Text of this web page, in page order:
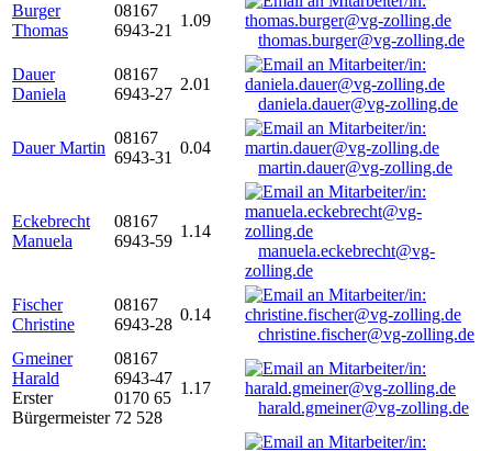
Burger
Thomas
08167
6943-21
1.09
thomas.burger@vg-zolling.de
Dauer
Daniela
08167
6943-27
2.01
daniela.dauer@vg-zolling.de
Dauer Martin
08167
6943-31
0.04
martin.dauer@vg-zolling.de
Eckebrecht
Manuela
08167
6943-59
1.14
manuela.eckebrecht@vg-
zolling.de
Fischer
Christine
08167
6943-28
0.14
christine.fischer@vg-zolling.de
Gmeiner
Harald
Erster
Bürgermeister
08167
6943-47
0170 65
72 528
1.17
harald.gmeiner@vg-zolling.de